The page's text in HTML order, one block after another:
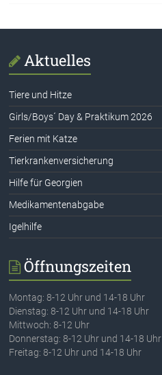
Aktuelles
Tiere und Hitze
Girls/Boys´ Day & Praktikum 2026
Ferien mit Katze
Tierkrankenversicherung
Hilfe für Georgien
Medikamentenabgabe
Igelhilfe
Öffnungszeiten
Montag: 8-12 Uhr und 14-18 Uhr
Dienstag: 8-12 Uhr und 14-18 Uhr
Mittwoch: 8-12 Uhr
Donnerstag: 8-12 Uhr und 14-18 Uhr
Freitag: 8-12 Uhr und 14-18 Uhr